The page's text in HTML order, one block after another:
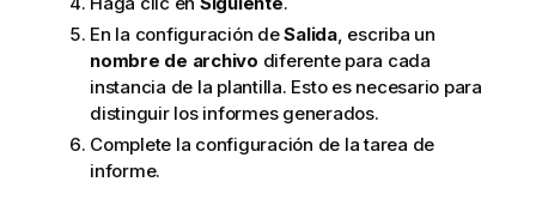
En la configuración deSalida, escriba un
nombre de archivo diferente para cada
instancia de la plantilla. Esto es necesario para
distinguir los informes generados.
Complete la configuración de la tarea de
informe.